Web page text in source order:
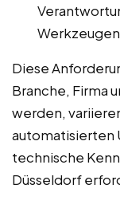
Diese
Branche, Firma
werden,
automatisierten
technische
Düsseldorf